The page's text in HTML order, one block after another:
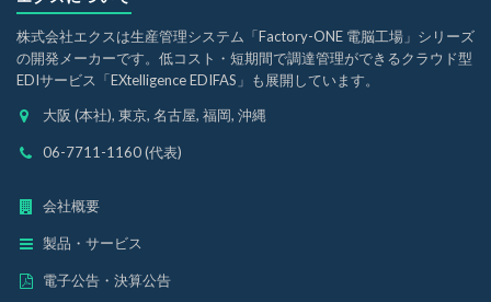
株式会社エクスは生産管理システム「Factory-ONE 電脳工場」シリーズ
の開発メーカーです。低コスト・短期間で調達管理ができるクラウド型
EDIサービス「EXtelligence EDIFAS」も展開しています。
大阪 (本社), 東京, 名古屋, 福岡, 沖縄
06-7711-1160 (代表)
会社概要
製品・サービス
電子公告・決算公告